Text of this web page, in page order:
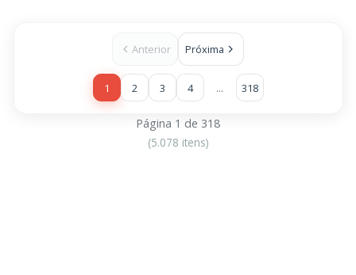
Anterior
1 2 3 4 ... 318
Próxima
Página 1 de 318
(5.078 itens)